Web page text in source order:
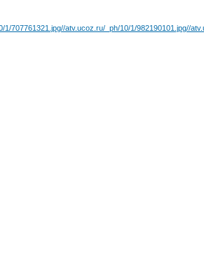
1/707761321.jpg//atv.ucoz.ru/_ph/10/1/982190101.jpg//